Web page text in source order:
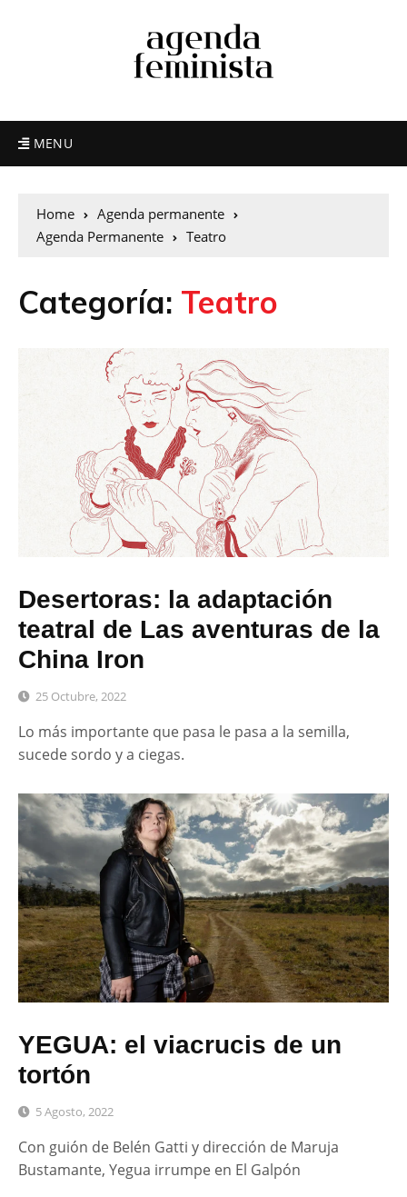
MENU
Home
Agenda permanente
Agenda Permanente
Teatro
Categoría: Teatro
Desertoras: la adaptación
teatral de Las aventuras de la
China Iron
25 Octubre, 2022
Lo más importante que pasa le pasa a la semilla,
sucede sordo y a ciegas.
YEGUA: el viacrucis de un
tortón
5 Agosto, 2022
Con guión de Belén Gatti y dirección de Maruja
Bustamante, Yegua irrumpe en El Galpón